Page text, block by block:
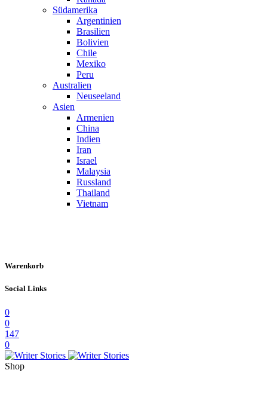
Südamerika
Argentinien
Brasilien
Bolivien
Chile
Mexiko
Peru
Australien
Neuseeland
Asien
Armenien
China
Indien
Iran
Israel
Malaysia
Russland
Thailand
Vietnam
Warenkorb
Social Links
0
0
147
0
Shop